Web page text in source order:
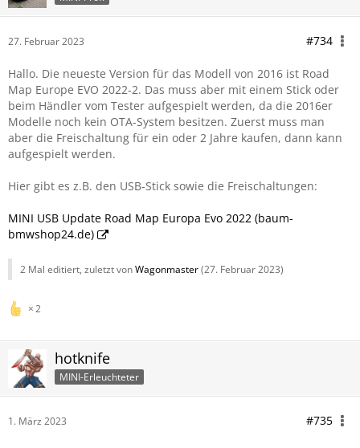
27. Februar 2023 #734
Hallo. Die neueste Version für das Modell von 2016 ist Road
Map Europe EVO 2022-2. Das muss aber mit einem Stick oder
beim Händler vom Tester aufgespielt werden, da die 2016er
Modelle noch kein OTA-System besitzen. Zuerst muss man
aber die Freischaltung für ein oder 2 Jahre kaufen, dann kann
aufgespielt werden.
Hier gibt es z.B. den USB-Stick sowie die Freischaltungen:
MINI USB Update Road Map Europa Evo 2022 (baum-
bmwshop24.de)
2 Mal editiert, zuletzt vonWagonmaster(27. Februar 2023)
2
hotknife
MINI-Erleuchteter
1. März 2023 #735